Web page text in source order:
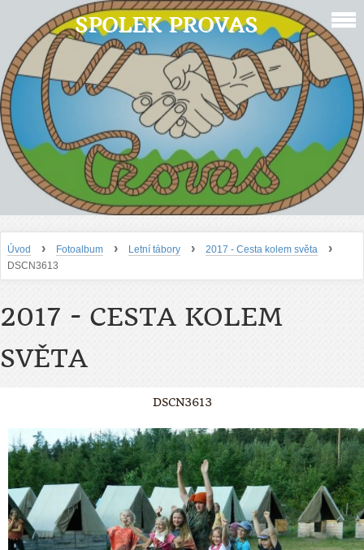
SPOLEK PROVAS
Úvod › Fotoalbum › Letní tábory › 2017 - Cesta kolem světa ›
DSCN3613
2017 - CESTA KOLEM
SVĚTA
DSCN3613